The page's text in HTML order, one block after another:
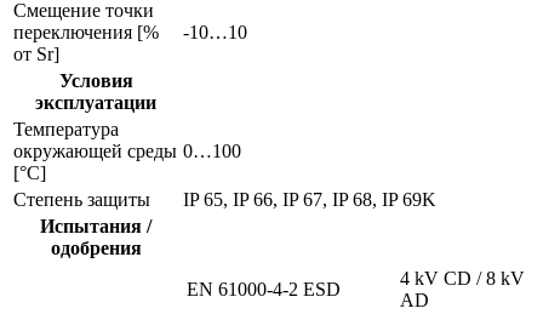
Смещение точки
переключения [%
от Sr]
-10…10
Условия
эксплуатации
Температура
окружающей среды
[°C]
0…100
Степень защиты
IP 65, IP 66, IP 67, IP 68, IP 69K
Испытания /
одобрения
EN 61000-4-2 ESD
4 kV CD / 8 kV
AD